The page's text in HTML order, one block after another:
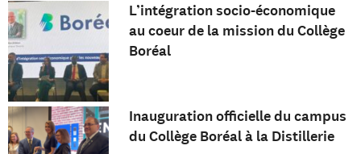
L’intégration socio-économique
au coeur de la mission du Collège
Boréal
Inauguration officielle du campus
du Collège Boréal à la Distillerie